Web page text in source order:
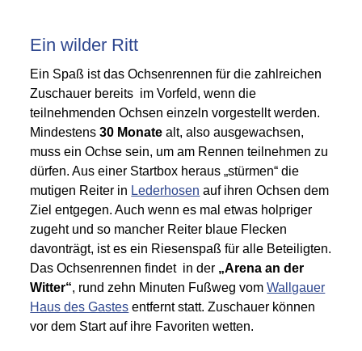
Ein wilder Ritt
Ein Spaß ist das Ochsenrennen für die zahlreichen
Zuschauer bereits im Vorfeld, wenn die
teilnehmenden Ochsen einzeln vorgestellt werden.
Mindestens30 Monate alt, also ausgewachsen,
muss ein Ochse sein, um am Rennen teilnehmen zu
dürfen. Aus einer Startbox heraus „stürmen“ die
mutigen Reiter in Lederhosen auf ihren Ochsen dem
Ziel entgegen. Auch wenn es mal etwas holpriger
zugeht und so mancher Reiter blaue Flecken
davonträgt, ist es ein Riesenspaß für alle Beteiligten.
Das Ochsenrennen findet in der „Arena an der
Witter“, rund zehn Minuten Fußweg vomWallgauer
Haus des Gastes entfernt statt. Zuschauer können
vor dem Start auf ihre Favoriten wetten.